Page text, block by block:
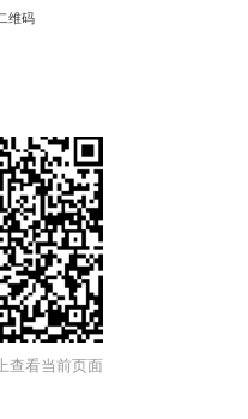
维码
查看当前页面